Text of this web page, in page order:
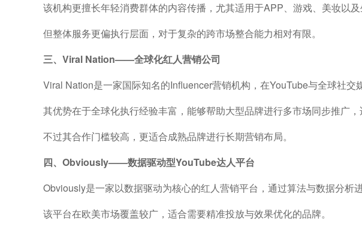
该机构更擅长年轻消费群体的内容传播，尤其适用于APP、游戏、美妆以
但整体服务更偏执行层面，对于复杂的跨市场整合能力相对有限。
三、Viral Nation——全球化红人营销公司
Viral Nation是一家国际知名的Influencer营销机构，在YouTube与全球社交
其优势在于全球化执行经验丰富，能够帮助大型品牌进行多市场同步推广，
不过其合作门槛较高，更适合成熟品牌进行长期营销布局。
四、Obviously——数据驱动型YouTube达人平台
Obviously是一家以数据驱动为核心的红人营销平台，通过算法与数据分析
该平台在欧美市场覆盖较广，适合需要精准投放与效果优化的品牌。